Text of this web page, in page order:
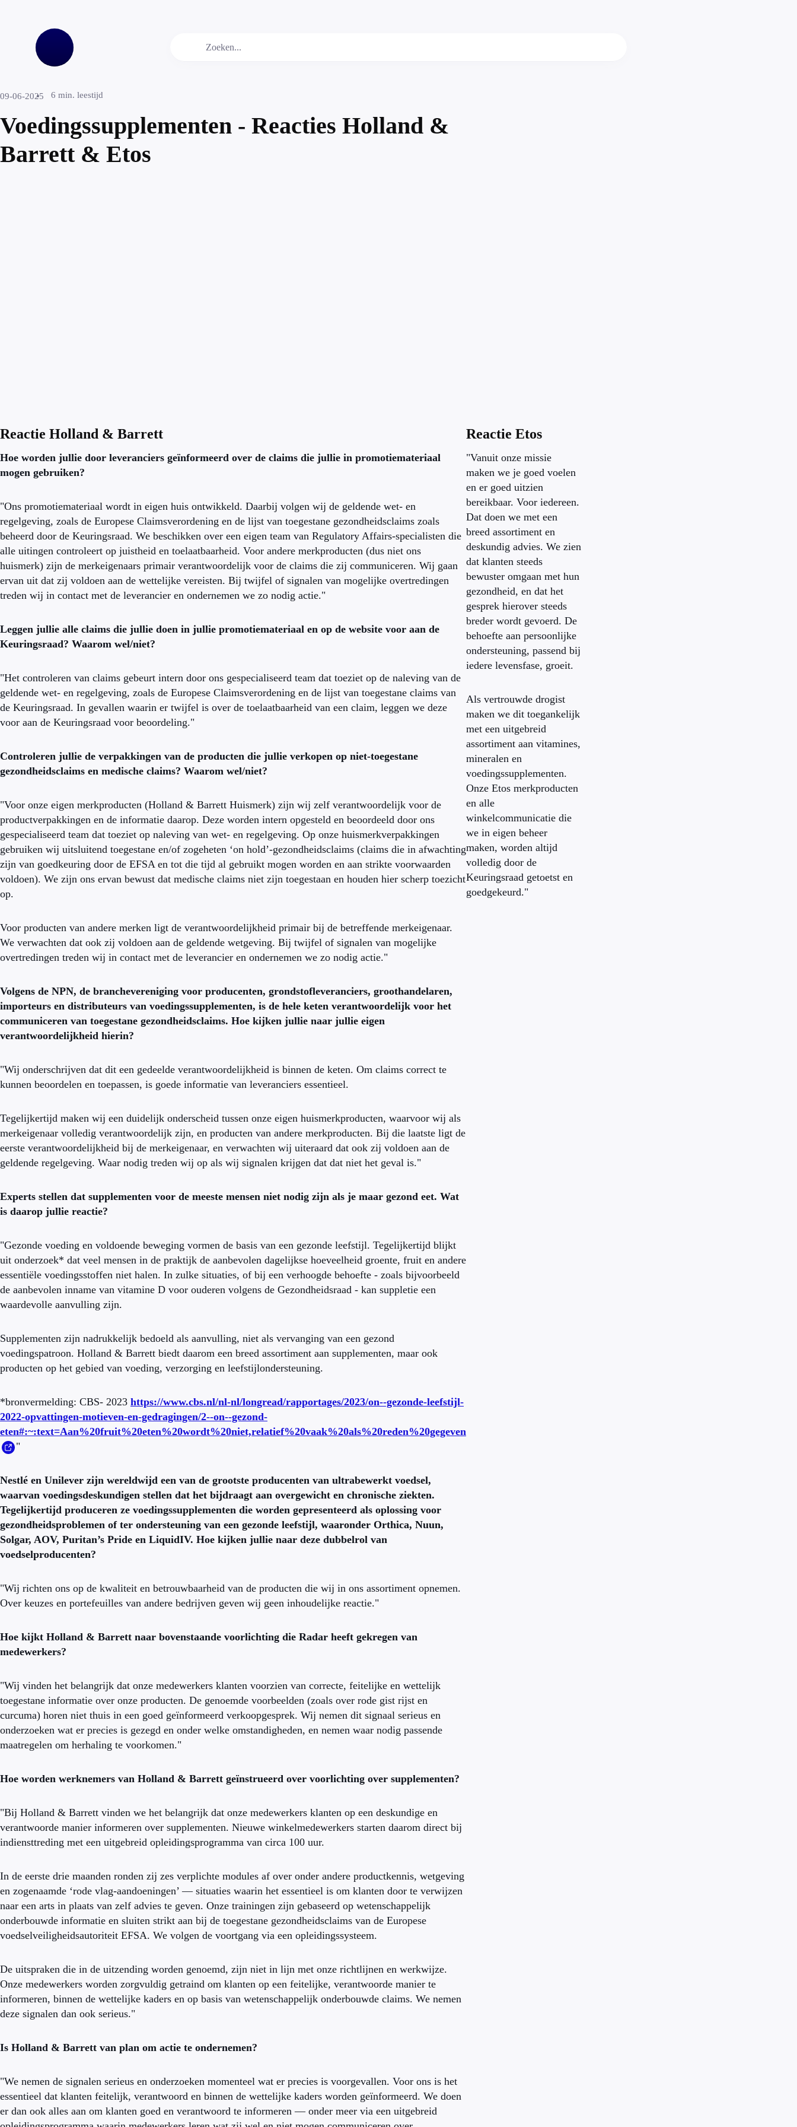
09-06-2025 6 min. leestijd
Voedingssupplementen - Reacties Holland &
Barrett & Etos
Reactie Holland & Barrett
Hoe worden jullie door leveranciers geïnformeerd over de claims die jullie in promotiemateriaal
mogen gebruiken?
"Ons promotiemateriaal wordt in eigen huis ontwikkeld. Daarbij volgen wij de geldende wet- en
regelgeving, zoals de Europese Claimsverordening en de lijst van toegestane gezondheidsclaims zoals
beheerd door de Keuringsraad. We beschikken over een eigen team van Regulatory Affairs-specialisten die
alle uitingen controleert op juistheid en toelaatbaarheid. Voor andere merkproducten (dus niet ons
huismerk) zijn de merkeigenaars primair verantwoordelijk voor de claims die zij communiceren. Wij gaan
ervan uit dat zij voldoen aan de wettelijke vereisten. Bij twijfel of signalen van mogelijke overtredingen
treden wij in contact met de leverancier en ondernemen we zo nodig actie."
Leggen jullie alle claims die jullie doen in jullie promotiemateriaal en op de website voor aan de
Keuringsraad? Waarom wel/niet?
"Het controleren van claims gebeurt intern door ons gespecialiseerd team dat toeziet op de naleving van de
geldende wet- en regelgeving, zoals de Europese Claimsverordening en de lijst van toegestane claims van
de Keuringsraad. In gevallen waarin er twijfel is over de toelaatbaarheid van een claim, leggen we deze
voor aan de Keuringsraad voor beoordeling."
Controleren jullie de verpakkingen van de producten die jullie verkopen op niet-toegestane
gezondheidsclaims en medische claims? Waarom wel/niet?
"Voor onze eigen merkproducten (Holland & Barrett Huismerk) zijn wij zelf verantwoordelijk voor de
productverpakkingen en de informatie daarop. Deze worden intern opgesteld en beoordeeld door ons
gespecialiseerd team dat toeziet op naleving van wet- en regelgeving. Op onze huismerkverpakkingen
gebruiken wij uitsluitend toegestane en/of zogeheten ‘on hold’-gezondheidsclaims (claims die in afwachting
zijn van goedkeuring door de EFSA en tot die tijd al gebruikt mogen worden en aan strikte voorwaarden
voldoen). We zijn ons ervan bewust dat medische claims niet zijn toegestaan en houden hier scherp toezicht
op.
Voor producten van andere merken ligt de verantwoordelijkheid primair bij de betreffende merkeigenaar.
We verwachten dat ook zij voldoen aan de geldende wetgeving. Bij twijfel of signalen van mogelijke
overtredingen treden wij in contact met de leverancier en ondernemen we zo nodig actie."
Volgens de NPN, de branchevereniging voor producenten, grondstofleveranciers, groothandelaren,
importeurs en distributeurs van voedingssupplementen, is de hele keten verantwoordelijk voor het
communiceren van toegestane gezondheidsclaims. Hoe kijken jullie naar jullie eigen
verantwoordelijkheid hierin?
"Wij onderschrijven dat dit een gedeelde verantwoordelijkheid is binnen de keten. Om claims correct te
kunnen beoordelen en toepassen, is goede informatie van leveranciers essentieel.
Tegelijkertijd maken wij een duidelijk onderscheid tussen onze eigen huismerkproducten, waarvoor wij als
merkeigenaar volledig verantwoordelijk zijn, en producten van andere merkproducten. Bij die laatste ligt de
eerste verantwoordelijkheid bij de merkeigenaar, en verwachten wij uiteraard dat ook zij voldoen aan de
geldende regelgeving. Waar nodig treden wij op als wij signalen krijgen dat dat niet het geval is."
Experts stellen dat supplementen voor de meeste mensen niet nodig zijn als je maar gezond eet. Wat
is daarop jullie reactie?
"Gezonde voeding en voldoende beweging vormen de basis van een gezonde leefstijl. Tegelijkertijd blijkt
uit onderzoek* dat veel mensen in de praktijk de aanbevolen dagelijkse hoeveelheid groente, fruit en andere
essentiële voedingsstoffen niet halen. In zulke situaties, of bij een verhoogde behoefte - zoals bijvoorbeeld
de aanbevolen inname van vitamine D voor ouderen volgens de Gezondheidsraad - kan suppletie een
waardevolle aanvulling zijn.
Supplementen zijn nadrukkelijk bedoeld als aanvulling, niet als vervanging van een gezond
voedingspatroon. Holland & Barrett biedt daarom een breed assortiment aan supplementen, maar ook
producten op het gebied van voeding, verzorging en leefstijlondersteuning.
*bronvermelding: CBS- 2023 https://www.cbs.nl/nl-nl/longread/rapportages/2023/on--gezonde-leefstijl-
2022-opvattingen-motieven-en-gedragingen/2--on--gezond-
eten#:~:text=Aan%20fruit%20eten%20wordt%20niet,relatief%20vaak%20als%20reden%20gegeven
"
Nestlé en Unilever zijn wereldwijd een van de grootste producenten van ultrabewerkt voedsel,
waarvan voedingsdeskundigen stellen dat het bijdraagt aan overgewicht en chronische ziekten.
Tegelijkertijd produceren ze voedingssupplementen die worden gepresenteerd als oplossing voor
gezondheidsproblemen of ter ondersteuning van een gezonde leefstijl, waaronder Orthica, Nuun,
Solgar, AOV, Puritan’s Pride en LiquidIV. Hoe kijken jullie naar deze dubbelrol van
voedselproducenten?
"Wij richten ons op de kwaliteit en betrouwbaarheid van de producten die wij in ons assortiment opnemen.
Over keuzes en portefeuilles van andere bedrijven geven wij geen inhoudelijke reactie."
Hoe kijkt Holland & Barrett naar bovenstaande voorlichting die Radar heeft gekregen van
medewerkers?
"Wij vinden het belangrijk dat onze medewerkers klanten voorzien van correcte, feitelijke en wettelijk
toegestane informatie over onze producten. De genoemde voorbeelden (zoals over rode gist rijst en
curcuma) horen niet thuis in een goed geïnformeerd verkoopgesprek. Wij nemen dit signaal serieus en
onderzoeken wat er precies is gezegd en onder welke omstandigheden, en nemen waar nodig passende
maatregelen om herhaling te voorkomen."
Hoe worden werknemers van Holland & Barrett geïnstrueerd over voorlichting over supplementen?
"Bij Holland & Barrett vinden we het belangrijk dat onze medewerkers klanten op een deskundige en
verantwoorde manier informeren over supplementen. Nieuwe winkelmedewerkers starten daarom direct bij
indiensttreding met een uitgebreid opleidingsprogramma van circa 100 uur.
In de eerste drie maanden ronden zij zes verplichte modules af over onder andere productkennis, wetgeving
en zogenaamde ‘rode vlag-aandoeningen’ — situaties waarin het essentieel is om klanten door te verwijzen
naar een arts in plaats van zelf advies te geven. Onze trainingen zijn gebaseerd op wetenschappelijk
onderbouwde informatie en sluiten strikt aan bij de toegestane gezondheidsclaims van de Europese
voedselveiligheidsautoriteit EFSA. We volgen de voortgang via een opleidingssysteem.
De uitspraken die in de uitzending worden genoemd, zijn niet in lijn met onze richtlijnen en werkwijze.
Onze medewerkers worden zorgvuldig getraind om klanten op een feitelijke, verantwoorde manier te
informeren, binnen de wettelijke kaders en op basis van wetenschappelijk onderbouwde claims. We nemen
deze signalen dan ook serieus."
Is Holland & Barrett van plan om actie te ondernemen?
"We nemen de signalen serieus en onderzoeken momenteel wat er precies is voorgevallen. Voor ons is het
essentieel dat klanten feitelijk, verantwoord en binnen de wettelijke kaders worden geïnformeerd. We doen
er dan ook alles aan om klanten goed en verantwoord te informeren — onder meer via een uitgebreid
Reactie Etos
"Vanuit onze missie
maken we je goed voelen
en er goed uitzien
bereikbaar. Voor iedereen.
Dat doen we met een
breed assortiment en
deskundig advies. We zien
dat klanten steeds
bewuster omgaan met hun
gezondheid, en dat het
gesprek hierover steeds
breder wordt gevoerd. De
behoefte aan persoonlijke
ondersteuning, passend bij
iedere levensfase, groeit.
Als vertrouwde drogist
maken we dit toegankelijk
met een uitgebreid
assortiment aan vitamines,
mineralen en
voedingssupplementen.
Onze Etos merkproducten
en alle
winkelcommunicatie die
we in eigen beheer
maken, worden altijd
volledig door de
Keuringsraad getoetst en
goedgekeurd."